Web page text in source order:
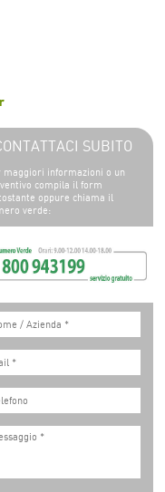
SUBITO
maggiori informazioni o un
compila il form
oppure chiama il
verde: